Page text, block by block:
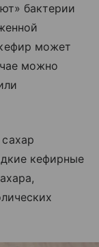
бактерии
может
можно
кефирные